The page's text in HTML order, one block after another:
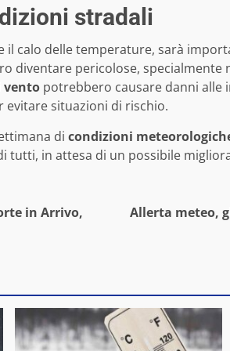
stradali
il calo delle temperature, sarà
diventare pericolose, specialmente
vento potrebbero causare danni alle
situazioni di rischio.
di condizioni
tutti, in attesa di un possibile
in Arrivo,
Allerta meteo,